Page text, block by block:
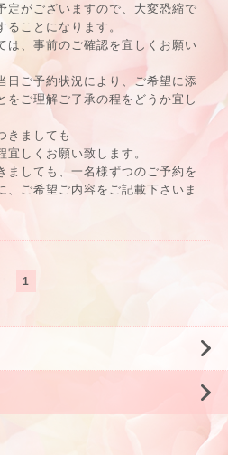
定がございますので、大変恐縮で
ことになります。
は、事前のご確認を宜しくお願い
日ご予約状況により、ご希望に添
をご理解ご了承の程をどうか宜し
きましても
しくお願い致します。
ましても、一名様ずつのご予約を
、ご希望ご内容をご記載下さいま
1